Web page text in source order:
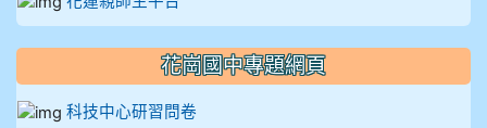
花崗國中專題網頁
科技中心研習問卷